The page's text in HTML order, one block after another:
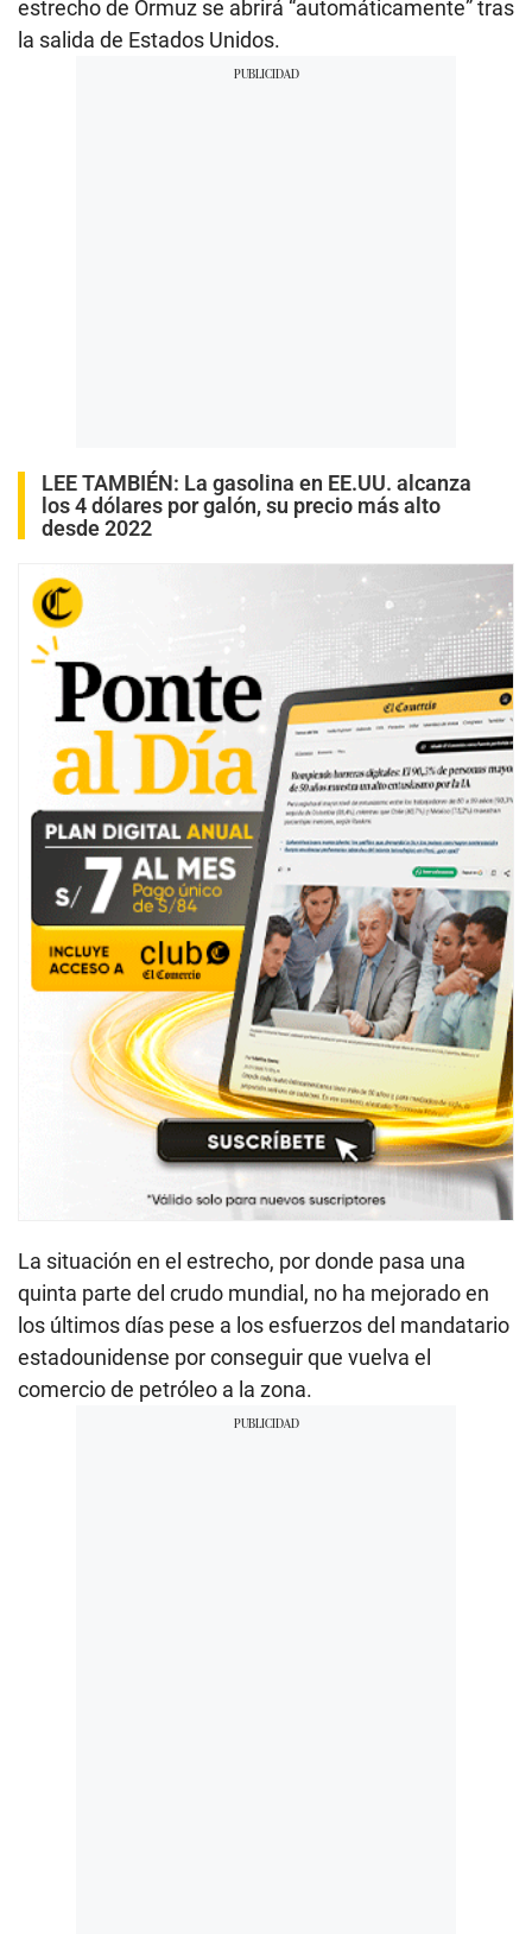
estrecho de Ormuz se abrirá “automáticamente” tras
la salida de Estados Unidos.
LEE TAMBIÉN: La gasolina en EE.UU. alcanza
los 4 dólares por galón, su precio más alto
desde 2022
La situación en el estrecho, por donde pasa una
quinta parte del crudo mundial, no ha mejorado en
los últimos días pese a los esfuerzos del mandatario
estadounidense por conseguir que vuelva el
comercio de petróleo a la zona.